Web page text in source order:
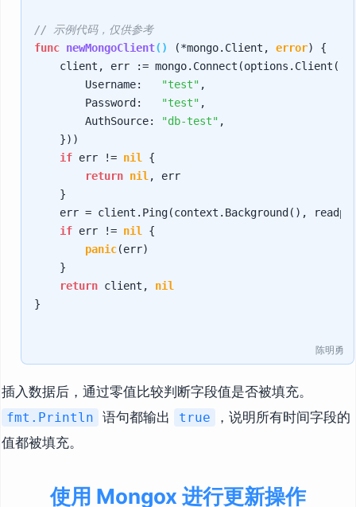
// 示例代码，仅供参考
func newMongoClient() (*mongo.Client, error) {
client, err :=
        Username:
"test" ,
        Password:
"test" ,
        AuthSource:
"db-test" ,
    }))
if err != nil
{
return nil , err
    }
err = client.Ping(context.Background(),
if err != nil
{
panic(err)
    }
return client, nil
}
陈明勇
插入数据后，通过零值比较判断字段值是否被填充。
fmt.Println 语句都输出 true
，说明所有时间字段的
值都被填充。
使用 Mongox 进行更新操作